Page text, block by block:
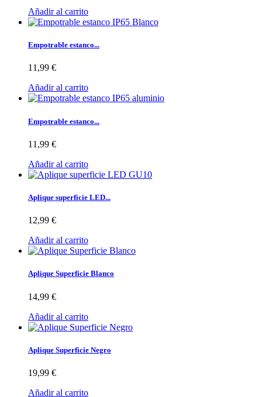
Añadir al carrito
Empotrable estanco...
11,99 €
Añadir al carrito
Empotrable estanco...
11,99 €
Añadir al carrito
Aplique superficie LED...
12,99 €
Añadir al carrito
Aplique Superficie Blanco
14,99 €
Añadir al carrito
Aplique Superficie Negro
19,99 €
Añadir al carrito